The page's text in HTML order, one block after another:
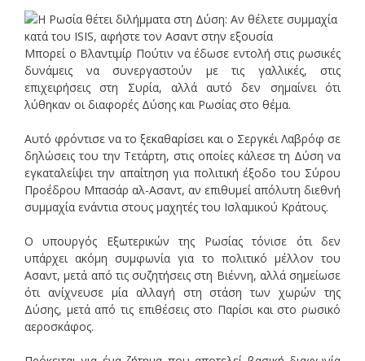
Μπορεί ο Βλαντιμίρ Πούτιν να έδωσε εντολή στις ρωσικές
δυνάμεις να συνεργαστούν με τις γαλλικές, στις
επιχειρήσεις στη Συρία, αλλά αυτό δεν σημαίνει ότι
λύθηκαν οι διαφορές Δύσης και Ρωσίας στο θέμα.
Αυτό φρόντισε να το ξεκαθαρίσει και ο Σεργκέι Λαβρόφ σε
δηλώσεις του την Τετάρτη, στις οποίες κάλεσε τη Δύση να
εγκαταλείψει την απαίτηση για πολιτική έξοδο του Σύρου
Προέδρου Μπασάρ αλ-Ασαντ, αν επιθυμεί απόλυτη διεθνή
συμμαχία ενάντια στους μαχητές του Ισλαμικού Κράτους.
Ο υπουργός Εξωτερικών της Ρωσίας τόνισε ότι δεν
υπάρχει ακόμη συμφωνία για το πολιτικό μέλλον του
Ασαντ, μετά από τις συζητήσεις στη Βιέννη, αλλά σημείωσε
ότι ανίχνευσε μία αλλαγή στη στάση των χωρών της
Δύσης, μετά από τις επιθέσεις στο Παρίσι και στο ρωσικό
αεροσκάφος.